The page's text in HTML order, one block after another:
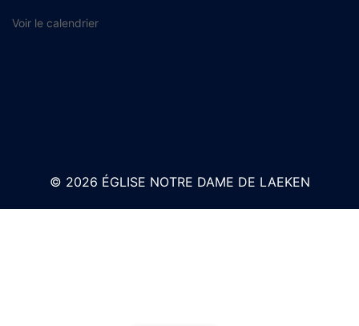
Voir le calendrier
© 2026 ÉGLISE NOTRE DAME DE LAEKEN